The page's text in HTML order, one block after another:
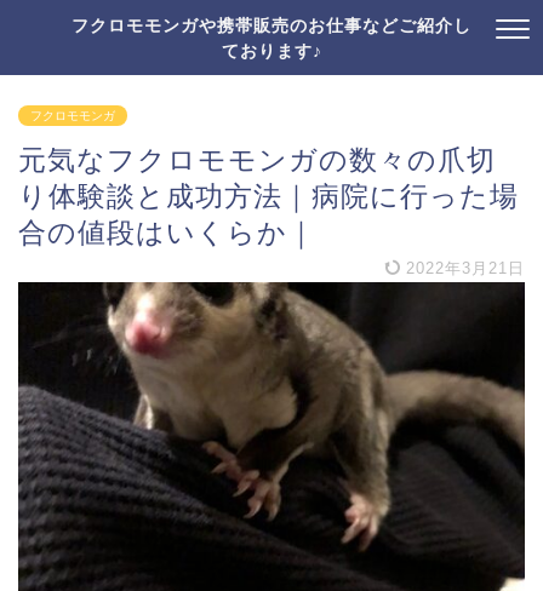
フクロモモンガや携帯販売のお仕事などご紹介し
ております♪
フクロモモンガ
元気なフクロモモンガの数々の爪切
り体験談と成功方法｜病院に行った場
合の値段はいくらか｜
2022年3月21日